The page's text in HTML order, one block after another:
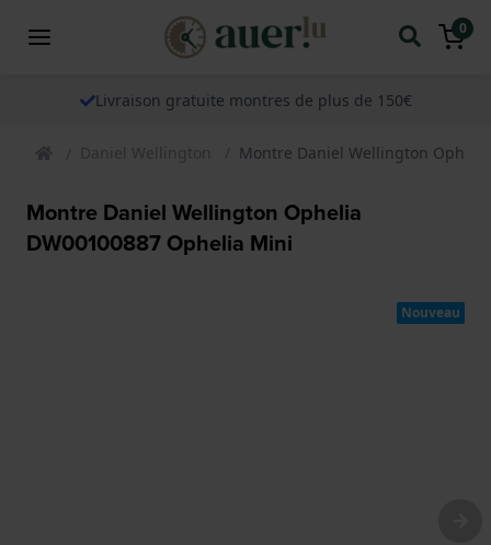
0
Livraison gratuite montres de plus de 150€
Daniel Wellington Montre Daniel Wellington
Montre Daniel Wellington Ophelia
DW00100887 Ophelia Mini
Nouveau